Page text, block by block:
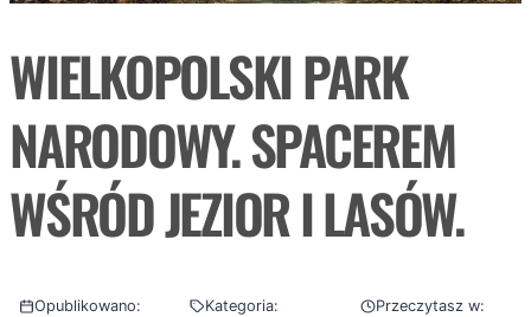
WIELKOPOLSKI PARK
NARODOWY. SPACEREM
WŚRÓD JEZIOR I LASÓW.
Opublikowano:
Kategoria:
Przeczytasz w: